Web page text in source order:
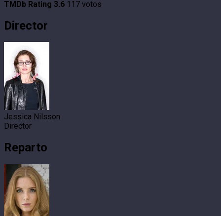
TMDb Rating 3.6 117 votos
Director
Jessica Nilsson
Director
Reparto